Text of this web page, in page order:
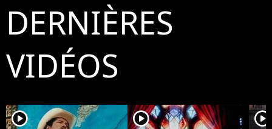
DERNIÈRES
VIDÉOS
player2 player2 player2